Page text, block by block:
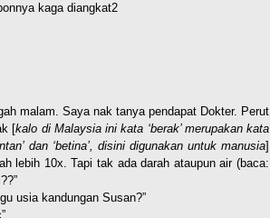
kaga diangkat2
malam. Saya nak tanya pendapat Dokter. Perut
[kalo di Malaysia ini kata ‘berak’ merupakan kata
dan ‘betina’, disini digunakan untuk manusia]
lebih 10x. Tapi tak ada darah ataupun air (baca:
usia kandungan Susan?”